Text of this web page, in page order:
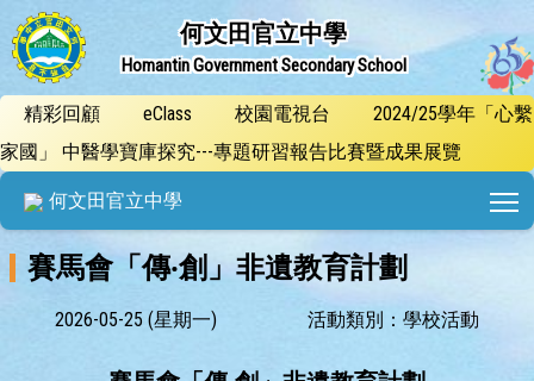
何文田官立中學
Homantin Government Secondary School
精彩回顧 eClass 校園電視台
2024/25學年「心繫
家國」 中醫學寶庫探究---專題研習報告比賽暨成果展覽
何文田官立中學
賽馬會「傳‧創」非遺教育計劃
2026-05-25 (星期一) 活動類別：學校活動